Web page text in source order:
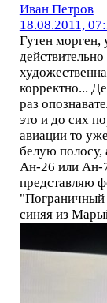
Иван Петров
18.08.2011,
Гутен
корректно...
раз
это и до сих
авиации то
белую полосу,
Ан-26 или Ан-
представляю
"Пограничный
синяя из